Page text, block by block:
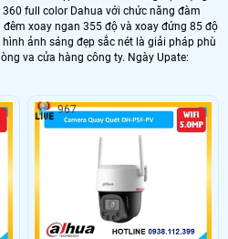
full color Dahua với chức năng đàm
xoay ngan 355 độ và xoay đứng 85 độ
ảnh sáng đẹp sắc nét là giải pháp phù
va cửa hàng công ty. Ngày Upate:
967